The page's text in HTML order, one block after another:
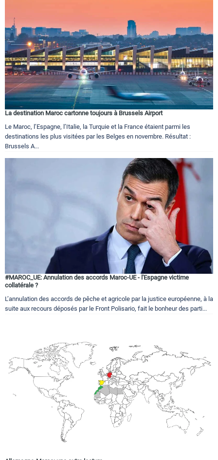
La destination Maroc cartonne toujours à Brussels Airport
Le Maroc, l’Espagne, l’Italie, la Turquie et la France étaient parmi les
destinations les plus visitées par les Belges en novembre. Résultat :
Brussels A...
#MAROC_UE: Annulation des accords Maroc-UE - l'Espagne victime
collatérale ?
L’annulation des accords de pêche et agricole par la justice européenne, à la
suite aux recours déposés par le Front Polisario, fait le bonheur des parti...